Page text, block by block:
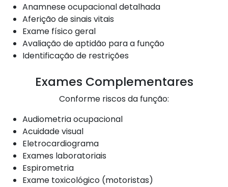
Anamnese ocupacional detalhada
Aferição de sinais vitais
Exame físico geral
Avaliação de aptidão para a função
Identificação de restrições
Exames Complementares
Conforme riscos da função:
Audiometria ocupacional
Acuidade visual
Eletrocardiograma
Exames laboratoriais
Espirometria
Exame toxicológico (motoristas)